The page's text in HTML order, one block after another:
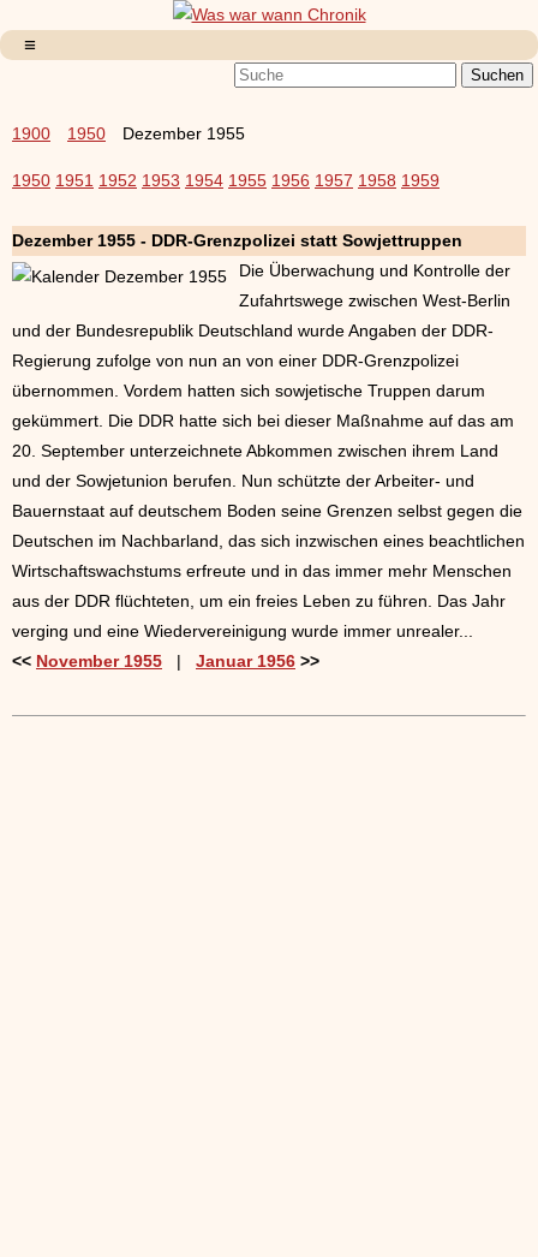
1900 1950 Dezember 1955
1950 1951 1952 1953 1954 1955 1956 1957 1958 1959
Dezember 1955 - DDR-Grenzpolizei statt Sowjettruppen
Die Überwachung und Kontrolle der
Zufahrtswege zwischen West-Berlin
und der Bundesrepublik Deutschland wurde Angaben der DDR-
Regierung zufolge von nun an von einer DDR-Grenzpolizei
übernommen. Vordem hatten sich sowjetische Truppen darum
gekümmert. Die DDR hatte sich bei dieser Maßnahme auf das am
20. September unterzeichnete Abkommen zwischen ihrem Land
und der Sowjetunion berufen. Nun schützte der Arbeiter- und
Bauernstaat auf deutschem Boden seine Grenzen selbst gegen die
Deutschen im Nachbarland, das sich inzwischen eines beachtlichen
Wirtschaftswachstums erfreute und in das immer mehr Menschen
aus der DDR flüchteten, um ein freies Leben zu führen. Das Jahr
verging und eine Wiedervereinigung wurde immer unrealer...
<< November 1955 | Januar 1956 >>